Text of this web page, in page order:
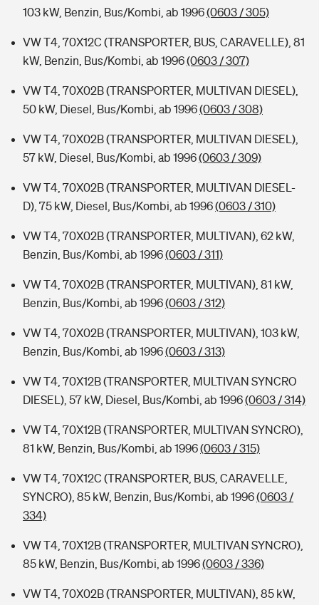
103 kW, Benzin, Bus/Kombi, ab 1996(0603 / 305)
VW T4, 70X12C (TRANSPORTER, BUS, CARAVELLE), 81
kW, Benzin, Bus/Kombi, ab 1996(0603 / 307)
VW T4, 70X02B (TRANSPORTER, MULTIVAN DIESEL),
50 kW, Diesel, Bus/Kombi, ab 1996(0603 / 308)
VW T4, 70X02B (TRANSPORTER, MULTIVAN DIESEL),
57 kW, Diesel, Bus/Kombi, ab 1996(0603 / 309)
VW T4, 70X02B (TRANSPORTER, MULTIVAN DIESEL-
D), 75 kW, Diesel, Bus/Kombi, ab 1996(0603 / 310)
VW T4, 70X02B (TRANSPORTER, MULTIVAN), 62 kW,
Benzin, Bus/Kombi, ab 1996(0603 / 311)
VW T4, 70X02B (TRANSPORTER, MULTIVAN), 81 kW,
Benzin, Bus/Kombi, ab 1996(0603 / 312)
VW T4, 70X02B (TRANSPORTER, MULTIVAN), 103 kW,
Benzin, Bus/Kombi, ab 1996(0603 / 313)
VW T4, 70X12B (TRANSPORTER, MULTIVAN SYNCRO
DIESEL), 57 kW, Diesel, Bus/Kombi, ab 1996(0603 / 314)
VW T4, 70X12B (TRANSPORTER, MULTIVAN SYNCRO),
81 kW, Benzin, Bus/Kombi, ab 1996(0603 / 315)
VW T4, 70X12C (TRANSPORTER, BUS, CARAVELLE,
SYNCRO), 85 kW, Benzin, Bus/Kombi, ab 1996(0603 /
334)
VW T4, 70X12B (TRANSPORTER, MULTIVAN SYNCRO),
85 kW, Benzin, Bus/Kombi, ab 1996(0603 / 336)
VW T4, 70X02B (TRANSPORTER, MULTIVAN), 85 kW,